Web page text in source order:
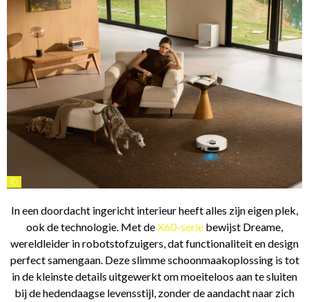
©
In een doordacht ingericht interieur heeft alles zijn eigen plek,
ook de technologie. Met deX60-serie bewijst Dreame,
wereldleider in robotstofzuigers, dat functionaliteit en design
perfect samengaan. Deze slimme schoonmaakoplossing is tot
in de kleinste details uitgewerkt om moeiteloos aan te sluiten
bij de hedendaagse levensstijl, zonder de aandacht naar zich